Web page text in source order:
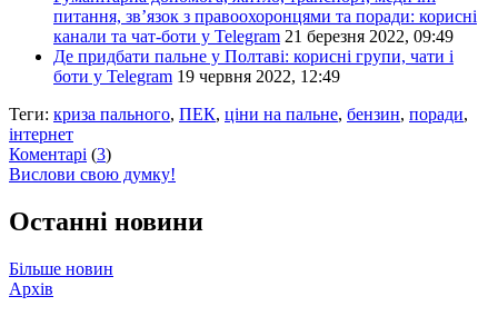
питання, зв’язок з правоохоронцями та поради: корисні
канали та чат-боти у Telegram 21 березня 2022, 09:49
Де придбати пальне у Полтаві: корисні групи, чати і
боти у Telegram 19 червня 2022, 12:49
Теги: криза пального, ПЕК, ціни на пальне, бензин, поради,
інтернет
Коментарі (3)
Вислови свою думку!
Останні новини
Більше новин
Архів